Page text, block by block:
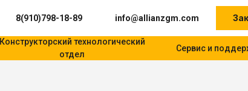
8(910)798-18-89 info@allianzgm.com
Конструкторский технологический
отдел
Сервис и